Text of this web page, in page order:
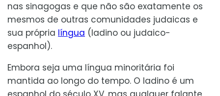
nas sinagogas e que não são exatamente os
mesmos de outras comunidades judaicas e
sua própria língua (ladino ou judaico-
espanhol).
Embora seja uma língua minoritária foi
mantida ao longo do tempo. O ladino é um